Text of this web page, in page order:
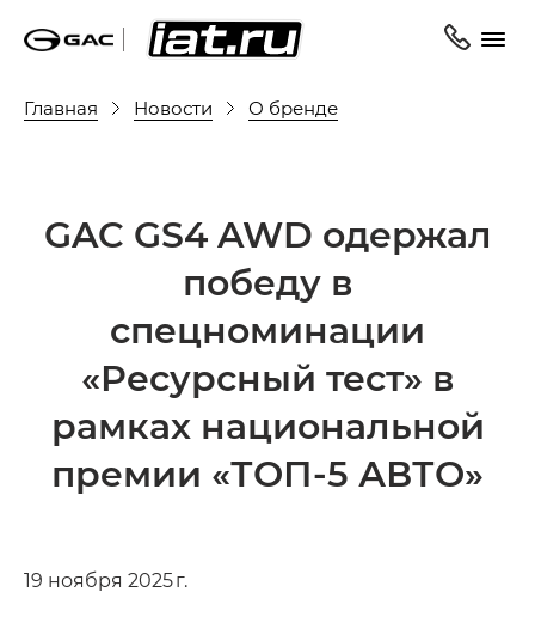
Главная Новости О бренде
GAC GS4 AWD одержал
победу в
спецноминации
«Ресурсный тест» в
рамках национальной
премии «ТОП-5 АВТО»
19 ноября 2025 г.